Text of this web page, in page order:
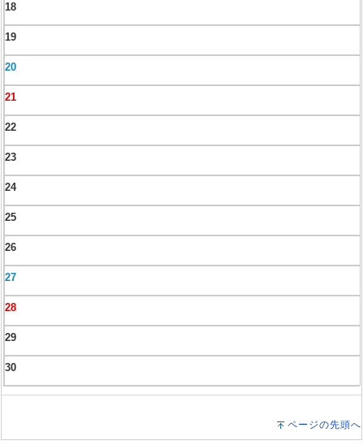
18
19
20
21
22
23
24
25
26
27
28
29
30
ページの先頭へ